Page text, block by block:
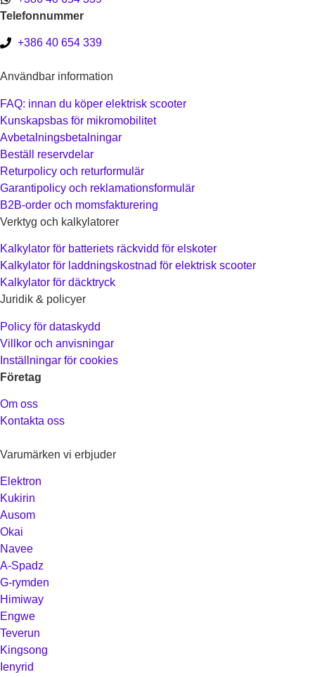
Telefonnummer
+386 40 654 339
Användbar information
FAQ: innan du köper elektrisk scooter
Kunskapsbas för mikromobilitet
Avbetalningsbetalningar
Beställ reservdelar
Returpolicy och returformulär
Garantipolicy och reklamationsformulär
B2B-order och momsfakturering
Verktyg och kalkylatorer
Kalkylator för batteriets räckvidd för elskoter
Kalkylator för laddningskostnad för elektrisk scooter
Kalkylator för däcktryck
Juridik & policyer
Policy för dataskydd
Villkor och anvisningar
Inställningar för cookies
Företag
Om oss
Kontakta oss
Varumärken vi erbjuder
Elektron
Kukirin
Ausom
Okai
Navee
A-Spadz
G-rymden
Himiway
Engwe
Teverun
Kingsong
Ienyrid